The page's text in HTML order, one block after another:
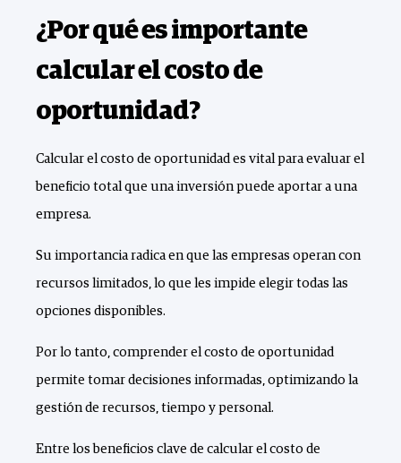
¿Por qué es importante
calcular el costo de
oportunidad?
Calcular el costo de oportunidad es vital para evaluar el
beneficio total que una inversión puede aportar a una
empresa.
Su importancia radica en que las empresas operan con
recursos limitados, lo que les impide elegir todas las
opciones disponibles.
Por lo tanto, comprender el costo de oportunidad
permite tomar decisiones informadas, optimizando la
gestión de recursos, tiempo y personal.
Entre los beneficios clave de calcular el costo de